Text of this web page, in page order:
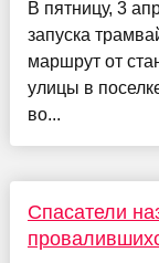
В пятницу, 3
запуска
маршрут от
улицы в
во...
Спасатели